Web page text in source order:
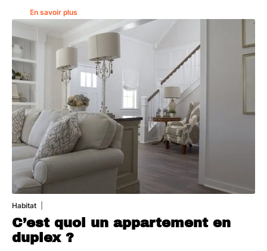
En savoir plus
Habitat
C’est quoi un appartement en
duplex ?